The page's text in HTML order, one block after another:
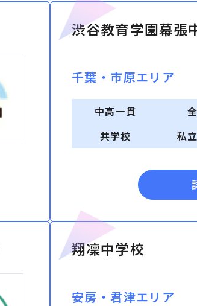
渋谷教育学園幕張
千葉・市原エリア
中高一貫
共学校
私
翔凜中学校
安房・君津エリア